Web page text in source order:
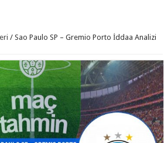
/ Sao Paulo SP – Gremio Porto İddaa Analizi